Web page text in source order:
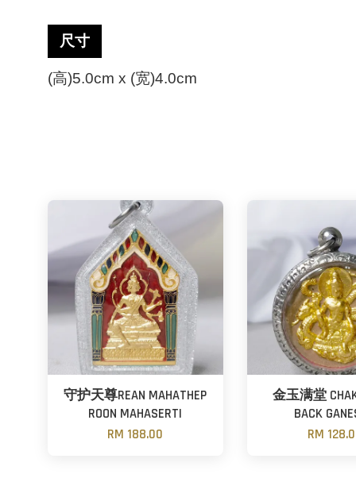
尺寸
(高)5.0cm x (宽)4.0cm
守护天尊REAN MAHATHEP
ROON MAHASERTI
RM 188.00
金玉满堂
BACK
RM